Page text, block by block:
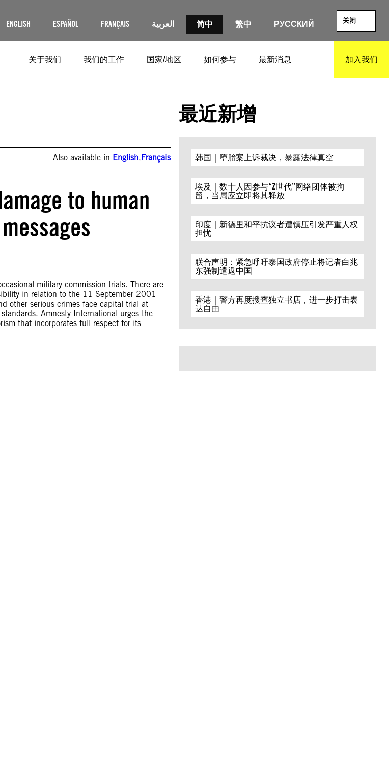
ENGLISH ESPAÑOL FRANÇAIS العربية 简中 繁中 РУССКИЙ 关闭
关于我们 我们的工作 国家/地区 如何参与 最新消息 加入我们
Also available in English,Français
to human
military commission trials. There are
in relation to the 11 September 2001
other serious crimes face capital trial at
Amnesty International urges the
that incorporates full respect for its
最近新增
韩国｜堕胎案上诉裁决，暴露法律真空
埃及｜数十人因参与“Z世代”网络团体被拘
留，当局应立即将其释放
印度｜新德里和平抗议者遭镇压引发严重人权
担忧
联合声明：紧急呼吁泰国政府停止将记者白兆
东强制遣返中国
香港｜警方再度搜查独立书店，进一步打击表
达自由